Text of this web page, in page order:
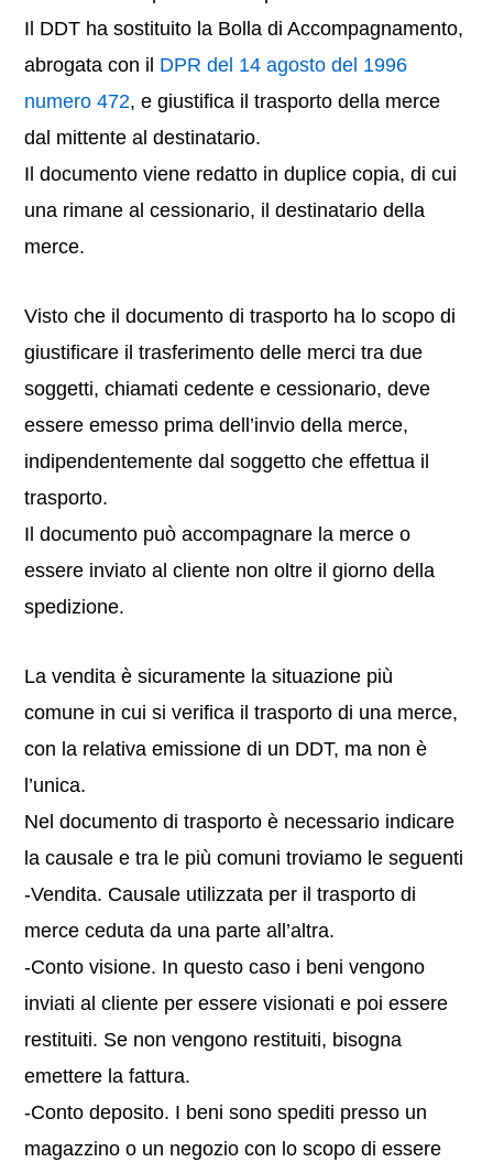
Il DDT ha sostituito la Bolla di Accompagnamento,
abrogata con il DPR del 14 agosto del 1996
numero 472, e giustifica il trasporto della merce
dal mittente al destinatario.
Il documento viene redatto in duplice copia, di cui
una rimane al cessionario, il destinatario della
merce.
Visto che il documento di trasporto ha lo scopo di
giustificare il trasferimento delle merci tra due
soggetti, chiamati cedente e cessionario, deve
essere emesso prima dell’invio della merce,
indipendentemente dal soggetto che effettua il
trasporto.
Il documento può accompagnare la merce o
essere inviato al cliente non oltre il giorno della
spedizione.
La vendita è sicuramente la situazione più
comune in cui si verifica il trasporto di una merce,
con la relativa emissione di un DDT, ma non è
l’unica.
Nel documento di trasporto è necessario indicare
la causale e tra le più comuni troviamo le seguenti
-Vendita. Causale utilizzata per il trasporto di
merce ceduta da una parte all’altra.
-Conto visione. In questo caso i beni vengono
inviati al cliente per essere visionati e poi essere
restituiti. Se non vengono restituiti, bisogna
emettere la fattura.
-Conto deposito. I beni sono spediti presso un
magazzino o un negozio con lo scopo di essere